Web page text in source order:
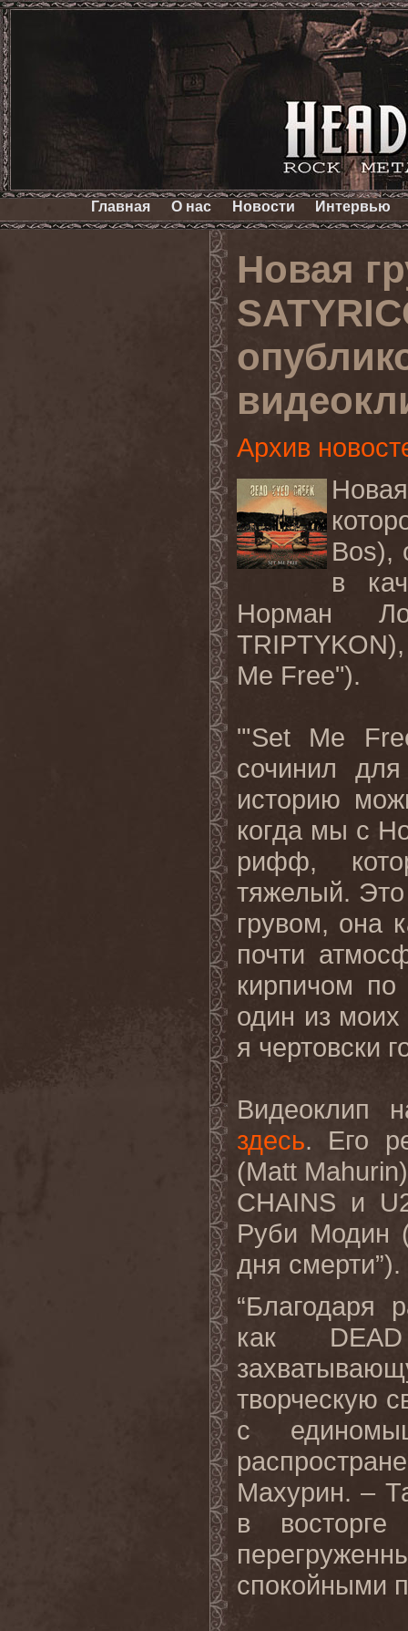
Главная О нас Новости Интервью
Новая
Архив
Новая
Bos),
в
Норман
TRIPTYKON),
Me Free").
"'Set Me
сочинил
историю
когда мы с
рифф,
тяжелый.
грувом, она
почти
кирпичом
один из
я чертовски
Видеоклип
здесь. Его
(Matt Mahurin
CHAINS и U
Руби Модин
дня смерти”).
“Благодаря
как DEAD
творческую
с
Махурин. –
в
спокойными